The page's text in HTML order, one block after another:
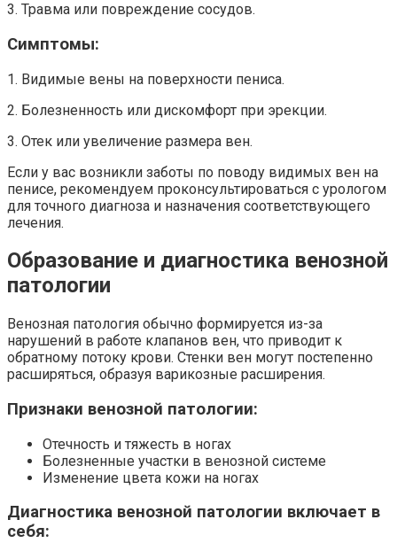
3. Травма или повреждение сосудов.
Симптомы:
1. Видимые вены на поверхности пениса.
2. Болезненность или дискомфорт при эрекции.
3. Отек или увеличение размера вен.
Если у вас возникли заботы по поводу видимых вен на
пенисе, рекомендуем проконсультироваться с урологом
для точного диагноза и назначения соответствующего
лечения.
Образование и диагностика венозной
патологии
Венозная патология обычно формируется из-за
нарушений в работе клапанов вен, что приводит к
обратному потоку крови. Стенки вен могут постепенно
расширяться, образуя варикозные расширения.
Признаки венозной патологии:
Отечность и тяжесть в ногах
Болезненные участки в венозной системе
Изменение цвета кожи на ногах
Диагностика венозной патологии включает в
себя: